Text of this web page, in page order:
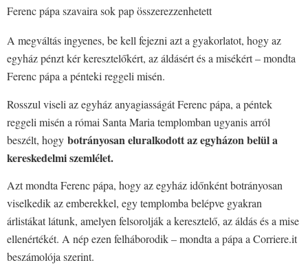
Ferenc pápa szavaira sok pap összerezzenhetett
A megváltás ingyenes, be kell fejezni azt a gyakorlatot, hogy az
egyház pénzt kér keresztelőkért, az áldásért és a misékért – mondta
Ferenc pápa a pénteki reggeli misén.
Rosszul viseli az egyház anyagiasságát Ferenc pápa, a péntek
reggeli misén a római Santa Maria templomban ugyanis arról
beszélt, hogy botrányosan eluralkodott az egyházon belül a
kereskedelmi szemlélet.
Azt mondta Ferenc pápa, hogy az egyház időnként botrányosan
viselkedik az emberekkel, egy templomba belépve gyakran
árlistákat látunk, amelyen felsorolják a keresztelő, az áldás és a mise
ellenértékét. A nép ezen felháborodik – mondta a pápa a Corriere.it
beszámolója szerint.